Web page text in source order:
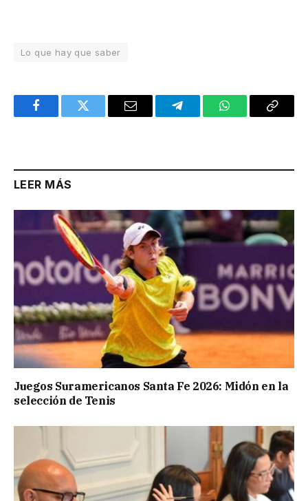
Lo que hay que saber
FacebookTwitter Email TelegramWhatsAppCopy
LEER MÁS
Juegos Suramericanos Santa Fe 2026: Midón en la
selección de Tenis